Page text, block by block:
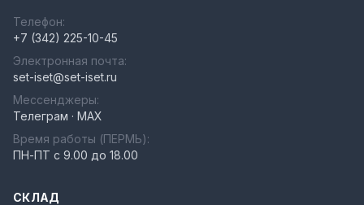
Телефон:
+7 (342) 225-10-45
Электронная почта:
set-iset@set-iset.ru
Мессенджеры:
Телеграм · MAX
Время работы (ПЕРМЬ):
ПН-ПТ с 9.00 до 18.00
СКЛАД